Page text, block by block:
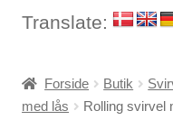
Tips og triks.
Translate:
Forside Butik
med lås
Rolling svirvel